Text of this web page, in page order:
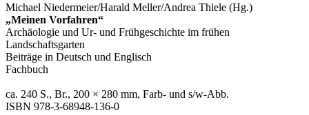
Michael Niedermeier/Harald Meller/Andrea Thiele (Hg.)
„Meinen Vorfahren“
Archäologie und Ur- und Frühgeschichte im frühen
Landschaftsgarten
Beiträge in Deutsch und Englisch
Fachbuch
ca. 240 S., Br., 200 × 280 mm, Farb- und s/w-Abb.
ISBN 978-3-68948-136-0